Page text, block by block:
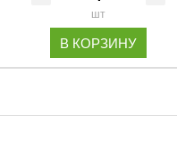
шт
В КОРЗИНУ